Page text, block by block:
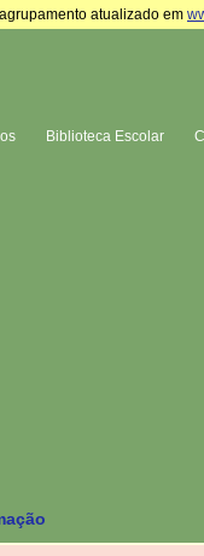
atualizado em
Biblioteca Escolar